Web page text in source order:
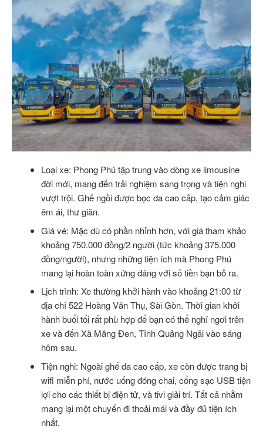
Loại xe: Phong Phú tập trung vào dòng xe limousine
đời mới, mang đến trải nghiệm sang trọng và tiện nghi
vượt trội. Ghế ngồi được bọc da cao cấp, tạo cảm giác
êm ái, thư giãn.
Giá vé: Mặc dù có phần nhỉnh hơn, với giá tham khảo
khoảng 750.000 đồng/2 người (tức khoảng 375.000
đồng/người), nhưng những tiện ích mà Phong Phú
mang lại hoàn toàn xứng đáng với số tiền bạn bỏ ra.
Lịch trình: Xe thường khởi hành vào khoảng 21:00 từ
địa chỉ 522 Hoàng Văn Thụ, Sài Gòn. Thời gian khởi
hành buổi tối rất phù hợp để bạn có thể nghỉ ngơi trên
xe và đến Xã Măng Đen, Tỉnh Quảng Ngãi vào sáng
hôm sau.
Tiện nghi: Ngoài ghế da cao cấp, xe còn được trang bị
wifi miễn phí, nước uống đóng chai, cổng sạc USB tiện
lợi cho các thiết bị điện tử, và tivi giải trí. Tất cả nhằm
mang lại một chuyến đi thoải mái và đầy đủ tiện ích
nhất.